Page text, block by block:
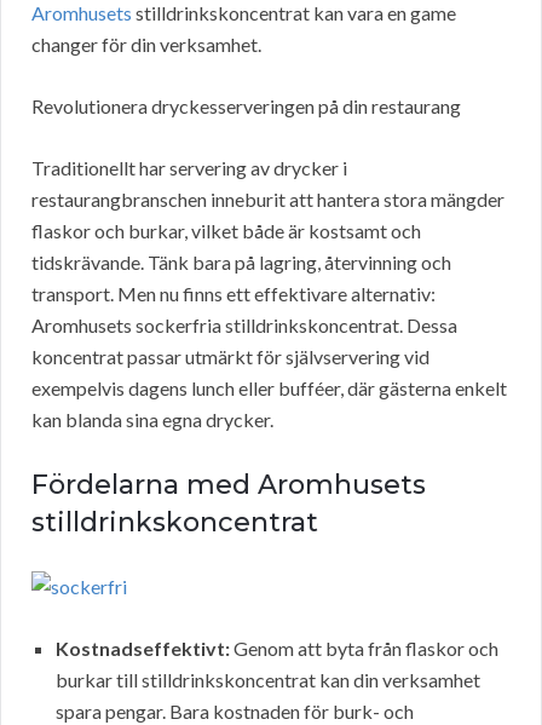
Aromhusets stilldrinkskoncentrat kan vara en game
changer för din verksamhet.
Revolutionera dryckesserveringen på din restaurang
Traditionellt har servering av drycker i
restaurangbranschen inneburit att hantera stora mängder
flaskor och burkar, vilket både är kostsamt och
tidskrävande. Tänk bara på lagring, återvinning och
transport. Men nu finns ett effektivare alternativ:
Aromhusets sockerfria stilldrinkskoncentrat. Dessa
koncentrat passar utmärkt för självservering vid
exempelvis dagens lunch eller bufféer, där gästerna enkelt
kan blanda sina egna drycker.
Fördelarna med Aromhusets
stilldrinkskoncentrat
Kostnadseffektivt:Genom att byta från flaskor och
burkar till stilldrinkskoncentrat kan din verksamhet
spara pengar. Bara kostnaden för burk- och